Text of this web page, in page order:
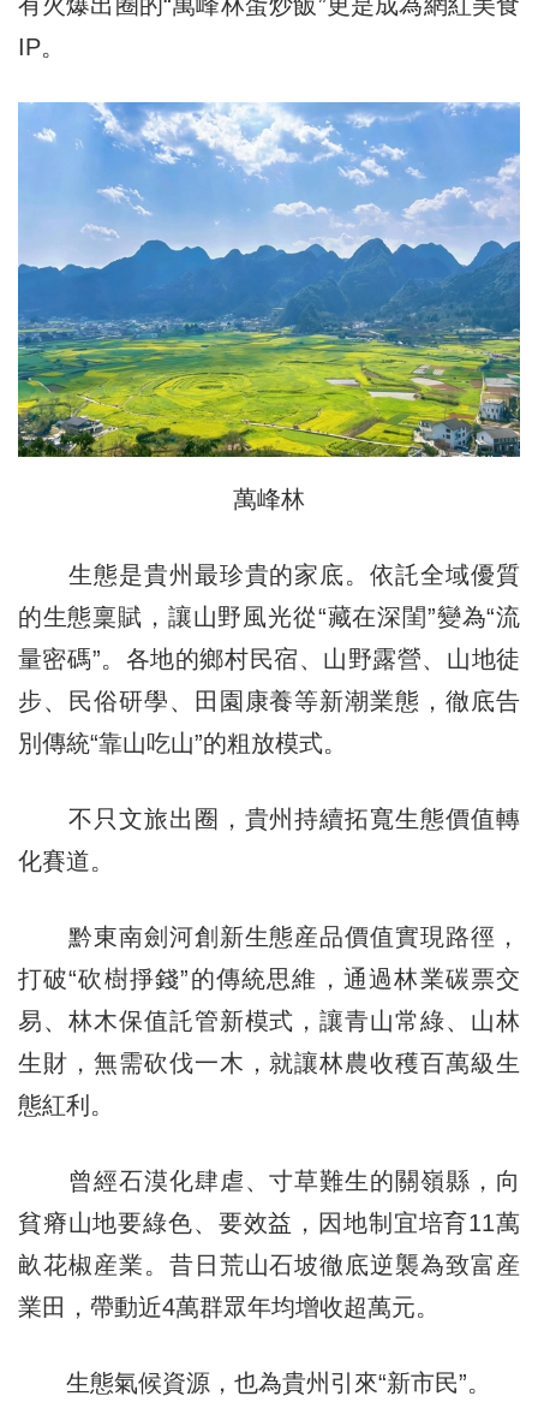
IP。
萬峰林
生態是貴州最珍貴的家底。依託全域優質
的生態稟賦，讓山野風光從“藏在深閨”變為“流
量密碼”。各地的鄉村民宿、山野露營、山地徒
步、民俗研學、田園康養等新潮業態，徹底告
別傳統“靠山吃山”的粗放模式。
不只文旅出圈，貴州持續拓寬生態價值轉
化賽道。
黔東南劍河創新生態産品價值實現路徑，
打破“砍樹掙錢”的傳統思維，通過林業碳票交
易、林木保值託管新模式，讓青山常綠、山林
生財，無需砍伐一木，就讓林農收穫百萬級生
態紅利。
曾經石漠化肆虐、寸草難生的關嶺縣，向
貧瘠山地要綠色、要效益，因地制宜培育11萬
畝花椒産業。昔日荒山石坡徹底逆襲為致富産
業田，帶動近4萬群眾年均增收超萬元。
生態氣候資源，也為貴州引來“新市民”。